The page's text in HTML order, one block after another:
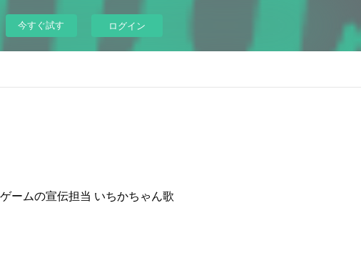
今すぐ試す ログイン
ームの宣伝担当 いちかちゃん歌